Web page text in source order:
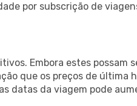
por subscrição de
Embora estes possam
que os preços de última
datas da viagem pode